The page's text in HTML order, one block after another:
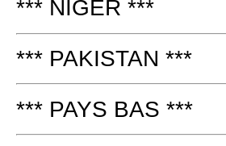
*** NIGER ***
*** PAKISTAN ***
*** PAYS BAS ***